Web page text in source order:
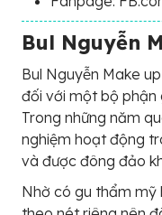
Bul Nguyễn
Bul Nguyễn Make
đối với một bộ phận
Trong những năm
nghiệm hoạt động
và được đông đảo
Nhờ có gu thẩm mỹ